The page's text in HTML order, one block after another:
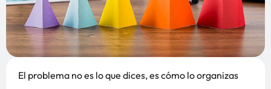
El problema no es lo que dices, es cómo lo organizas